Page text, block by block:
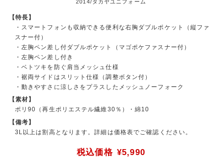
2014/タカヤユニフォーム
【特長】
・スマートフォンも収納できる便利な右胸ダブルポケット（縦ファ
スナー付）
・左胸ペン差し付ダブルポケット（マゴポケファスナー付）
・左胸ペン差し付き
・ベトツキを防ぐ肩当メッシュ仕様
・裾両サイドはスリット仕様（調整ボタン付）
・動きやすさに涼しさをプラスしたメッシュノーフォーク
【素材】
ポリ90（再生ポリエステル繊維30％）・綿10
【備考】
3L以上は割高となります。詳細は価格表でご確認ください。
税込価格 ¥5,990